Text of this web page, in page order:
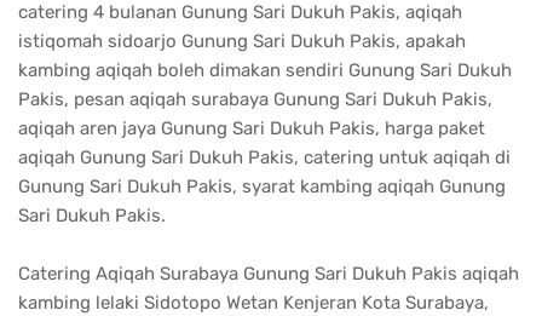
catering 4 bulanan Gunung Sari Dukuh Pakis, aqiqah
istiqomah sidoarjo Gunung Sari Dukuh Pakis, apakah
kambing aqiqah boleh dimakan sendiri Gunung Sari Dukuh
Pakis, pesan aqiqah surabaya Gunung Sari Dukuh Pakis,
aqiqah aren jaya Gunung Sari Dukuh Pakis, harga paket
aqiqah Gunung Sari Dukuh Pakis, catering untuk aqiqah di
Gunung Sari Dukuh Pakis, syarat kambing aqiqah Gunung
Sari Dukuh Pakis.
Catering Aqiqah Surabaya Gunung Sari Dukuh Pakis aqiqah
kambing lelaki Sidotopo Wetan Kenjeran Kota Surabaya,